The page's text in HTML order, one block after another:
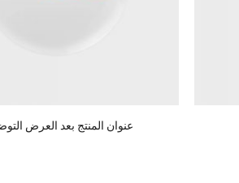
عنوان المنتج بعد العرض